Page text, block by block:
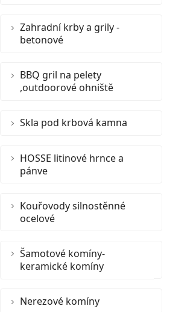
Zahradní krby a grily -
betonové
BBQ gril na pelety
,outdoorové ohniště
Skla pod krbová kamna
HOSSE litinové hrnce a
pánve
Kouřovody silnostěnné
ocelové
Šamotové komíny-
keramické komíny
Nerezové komíny